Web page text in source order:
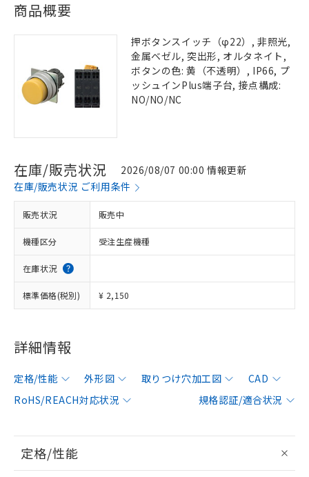
商品概要
押ボタンスイッチ（φ22）, 非照光,
金属ベゼル, 突出形, オルタネイト,
ボタンの色: 黄（不透明）, IP66, プ
ッシュインPlus端子台, 接点構成:
NO/NO/NC
在庫/販売状況
2026/08/07 00:00 情報更新
在庫/販売状況 ご利用条件
販売状況 販売中
機種区分 受注生産機種
在庫状況
標準価格(税別) ¥ 2,150
詳細情報
定格/性能 外形図 取りつけ穴加工図
CAD
RoHS/REACH対応状況
規格認証/適合状況
定格/性能